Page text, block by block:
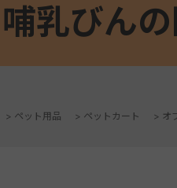
哺乳びん
> ペット用品 > ペットカート > オ